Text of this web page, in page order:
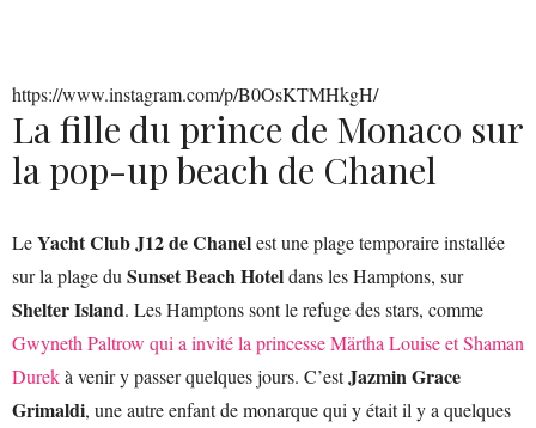
https://www.instagram.com/p/B0OsKTMHkgH/
La fille du prince de Monaco sur
la pop-up beach de Chanel
LeYacht Club J12 de Chanelest une plage temporaire installée
sur la plage du Sunset Beach Hoteldans les Hamptons, sur
Shelter Island. Les Hamptons sont le refuge des stars, comme
Gwyneth Paltrow qui a invité la princesse Märtha Louise et Shaman
Durekà venir y passer quelques jours. C’estJazmin Grace
Grimaldi, une autre enfant de monarque qui y était il y a quelques